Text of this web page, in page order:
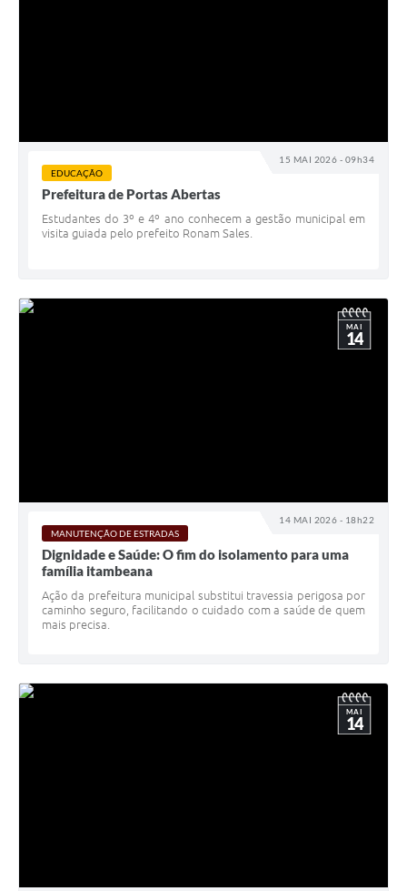
15 MAI 2026 - 09h34
EDUCAÇÃO
Prefeitura de Portas Abertas
Estudantes do 3º e 4º ano conhecem a gestão municipal em
visita guiada pelo prefeito Ronam Sales.
14 MAI 2026 - 18h22
MAI
14
MANUTENÇÃO DE ESTRADAS
Dignidade e Saúde: O fim do isolamento para uma
família itambeana
Ação da prefeitura municipal substitui travessia perigosa por
caminho seguro, facilitando o cuidado com a saúde de quem
mais precisa.
MAI
14